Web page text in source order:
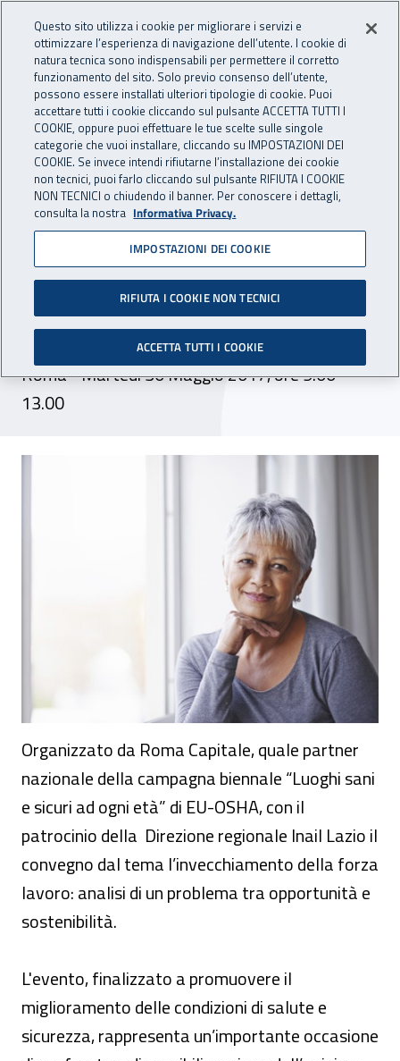
INAIL - Istituto Nazionale
Apri cerca
Navigazione principale
Navigazione - Ti trovi in:
Home Inail comunica Eventi
30 maggio 2017
Convegno - Il valore
dell'età nella gestione delle
risorse umane
Roma - Martedì 30 Maggio 2017, ore 9.00-
13.00
Convegno - Il valore dell'età nella
Organizzato da Roma Capitale, quale partner
nazionale della campagna biennale “Luoghi sani
e sicuri ad ogni età” di EU-OSHA, con il
patrocinio della Direzione regionale Inail Lazio il
convegno dal tema l’invecchiamento della forza
lavoro: analisi di un problema tra opportunità e
sostenibilità.
L'evento, finalizzato a promuovere il
miglioramento delle condizioni di salute e
sicurezza, rappresenta un’importante occasione
Questo sito utilizza i cookie per migliorare i servizi e
ottimizzare l’esperienza di navigazione dell’utente. I cookie di
natura tecnica sono indispensabili per permettere il corretto
funzionamento del sito. Solo previo consenso dell’utente,
possono essere installati ulteriori tipologie di cookie. Puoi
accettare tutti i cookie cliccando sul pulsante ACCETTA TUTTI I
COOKIE, oppure puoi effettuare le tue scelte sulle singole
categorie che vuoi installare, cliccando su IMPOSTAZIONI DEI
COOKIE. Se invece intendi rifiutarne l’installazione dei cookie
non tecnici, puoi farlo cliccando sul pulsante RIFIUTA I COOKIE
NON TECNICI o chiudendo il banner. Per conoscere i dettagli,
consulta la nostra Informativa Privacy.
IMPOSTAZIONI DEI COOKIE
RIFIUTA I COOKIE NON TECNICI
ACCETTA TUTTI I COOKIE